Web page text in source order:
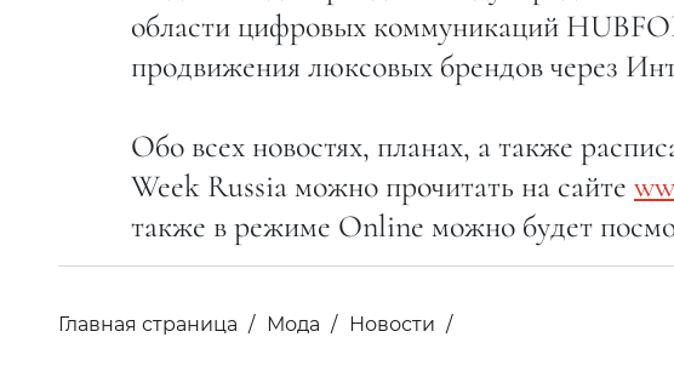
области цифровых коммуникаций
продвижения люксовых брендов через
Обо всех новостях, планах, а также
Week Russia можно прочитать на сайте
также в режиме Online можно будет
Главная страница Мода Новости